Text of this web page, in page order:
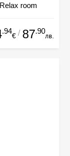
room
.94
€ / 87.90
лв.